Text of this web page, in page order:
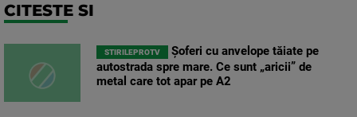
CITESTE SI
STIRILEPROTV
Șoferi cu anvelope tăiate pe
autostrada spre mare. Ce sunt „aricii” de
metal care tot apar pe A2